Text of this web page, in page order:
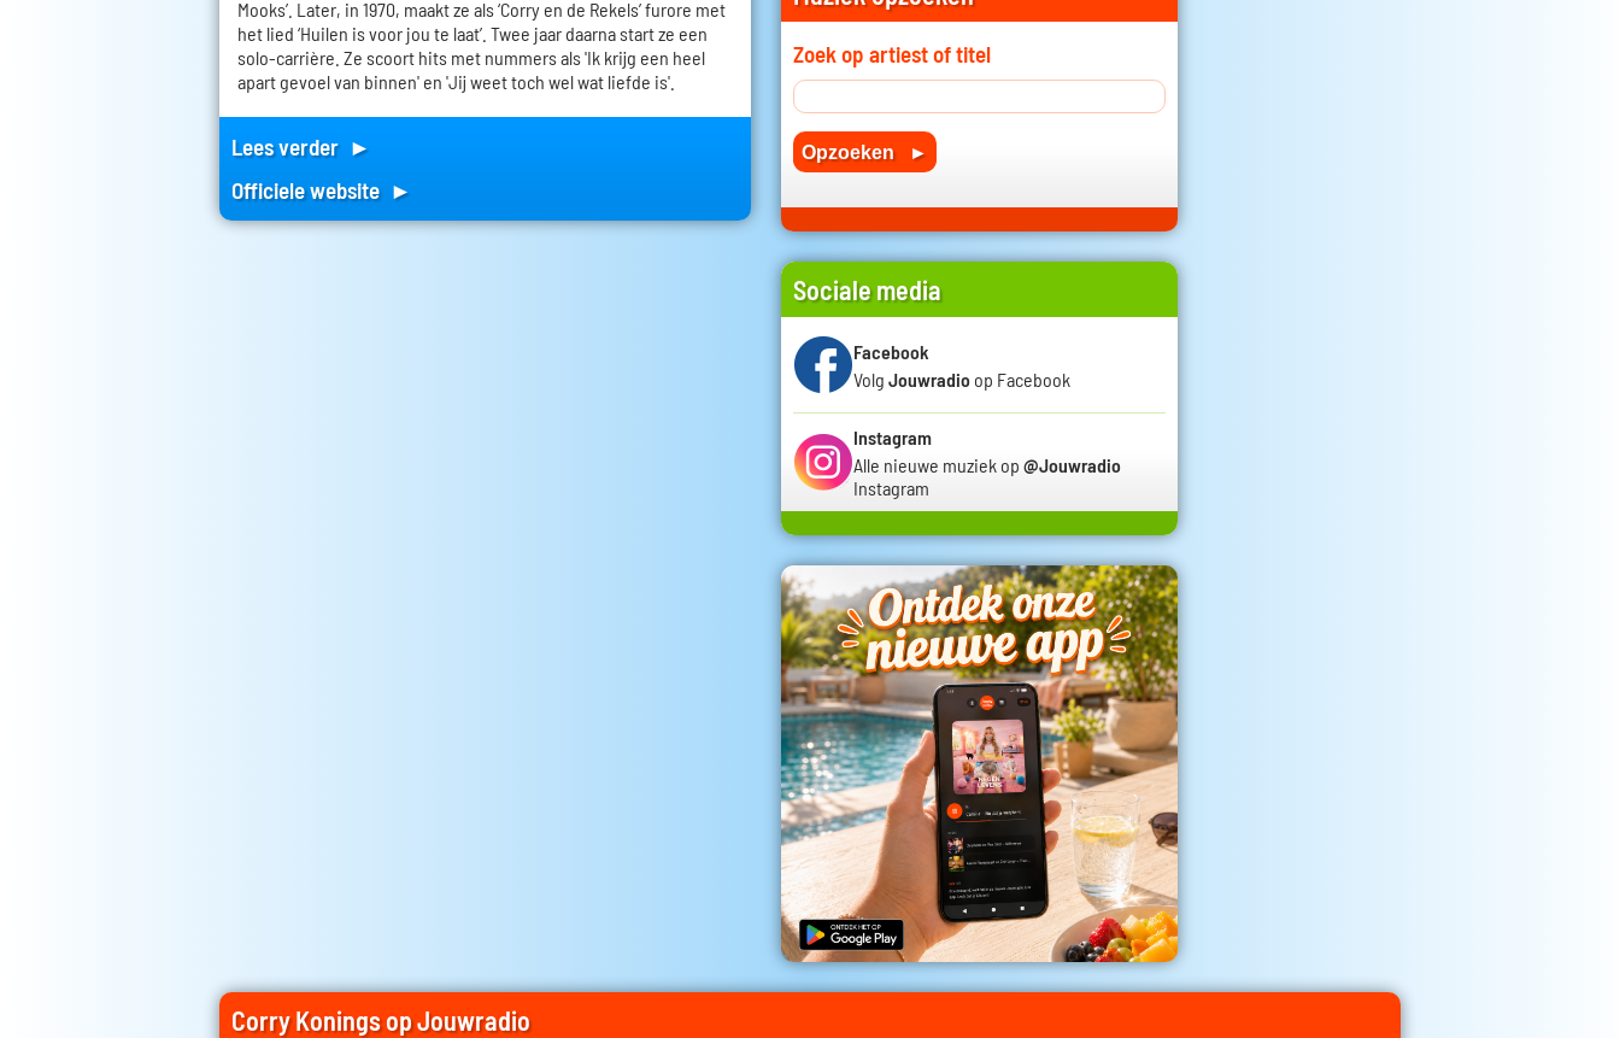
Mooks’. Later, in 1970, maakt ze als ‘Corry en de Rekels’ furore met
het lied ‘Huilen is voor jou te laat’. Twee jaar daarna start ze een
solo-carrière. Ze scoort hits met nummers als 'Ik krijg een heel
apart gevoel van binnen' en 'Jij weet toch wel wat liefde is'.
Lees verder ►
Officiele website ►
Zoek op artiest of titel
Sociale media
Facebook
Volg Jouwradio op Facebook
Instagram
Alle nieuwe muziek op @Jouwradio
Instagram
Corry Konings op Jouwradio